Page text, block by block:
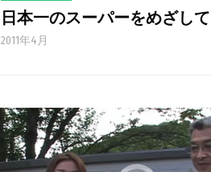
日本一のスーパーをめざして
2011年4月